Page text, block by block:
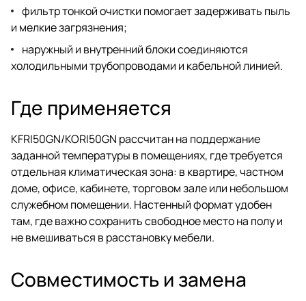
фильтр тонкой очистки помогает задерживать пыль
и мелкие загрязнения;
наружный и внутренний блоки соединяются
холодильными трубопроводами и кабельной линией.
Где применяется
KFRI50GN/KORI50GN рассчитан на поддержание
заданной температуры в помещениях, где требуется
отдельная климатическая зона: в квартире, частном
доме, офисе, кабинете, торговом зале или небольшом
служебном помещении. Настенный формат удобен
там, где важно сохранить свободное место на полу и
не вмешиваться в расстановку мебели.
Совместимость и замена